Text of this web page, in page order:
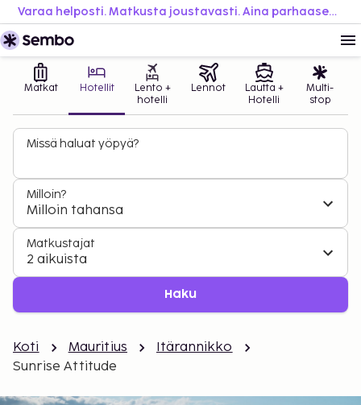
Varaa helposti. Matkusta joustavasti. Aina parhaaseen hintaan.
Matkat Hotellit
Lento +
hotelli
Lennot
Lautta +
Hotelli
Multi-
stop
Missä haluat yöpyä?
Milloin?
Milloin tahansa
Matkustajat
2 aikuista
Haku
Koti Mauritius
Itärannikko
Sunrise Attitude